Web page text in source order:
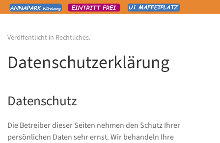
Veröffentlicht in Rechtliches.
Datenschutzerklärung
Datenschutz
Die Betreiber dieser Seiten nehmen den Schutz Ihrer
persönlichen Daten sehr ernst. Wir behandeln Ihre